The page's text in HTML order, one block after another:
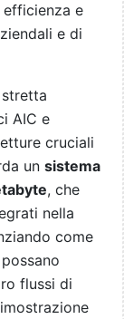
e
e di
AIC e
cruciali
un sistema
, che
nella
come
flussi di